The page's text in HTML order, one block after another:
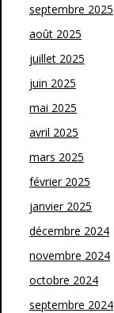
septembre 2025
août 2025
juillet 2025
juin 2025
mai 2025
avril 2025
mars 2025
février 2025
janvier 2025
décembre 2024
novembre 2024
octobre 2024
septembre 2024